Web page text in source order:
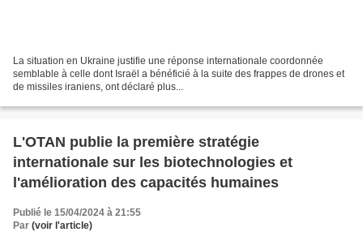
La situation en Ukraine justifie une réponse internationale coordonnée
semblable à celle dont Israël a bénéficié à la suite des frappes de drones et
de missiles iraniens, ont déclaré plus...
L'OTAN publie la première stratégie
internationale sur les biotechnologies et
l'amélioration des capacités humaines
Publié le 15/04/2024 à 21:55
Par (voir l'article)